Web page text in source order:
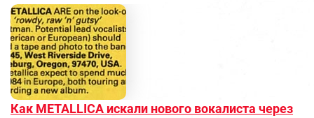
Как METALLICA искали нового вокалиста через